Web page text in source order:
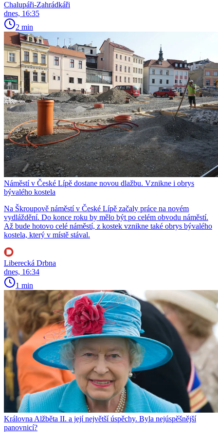
Chalupáři-Zahrádkáři
dnes, 16:35
2 min
Náměstí v České Lípě dostane novou dlažbu. Vznikne i obrys
bývalého kostela
Na Škroupově náměstí v České Lípě začaly práce na novém
vydláždění. Do konce roku by mělo být po celém obvodu náměstí.
Až bude hotovo celé náměstí, z kostek vznikne také obrys bývalého
kostela, který v místě stával.
Liberecká Drbna
dnes, 16:34
1 min
Královna Alžběta II. a její největší úspěchy. Byla nejúspěšnější
panovnicí?